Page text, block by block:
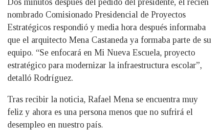
nombrado Comisionado Presidencial de Proyectos
Estratégicos respondió y media hora después informaba
que el arquitecto Mena Castaneda ya formaba parte de su
equipo. “Se enfocará en Mi Nueva Escuela, proyecto
estratégico para modernizar la infraestructura escolar”,
detalló Rodríguez.
Tras recibir la noticia, Rafael Mena se encuentra muy
feliz y ahora es una persona menos que no sufrirá el
desempleo en nuestro país.